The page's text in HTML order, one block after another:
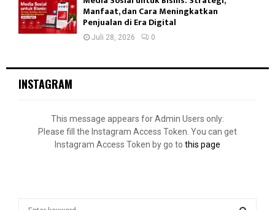
Manfaat, dan Cara Meningkatkan
Penjualan di Era Digital
Juli 28, 2026 0
INSTAGRAM
This message appears for Admin Users only:
Please fill the Instagram Access Token. You can get
Instagram Access Token by go to this page